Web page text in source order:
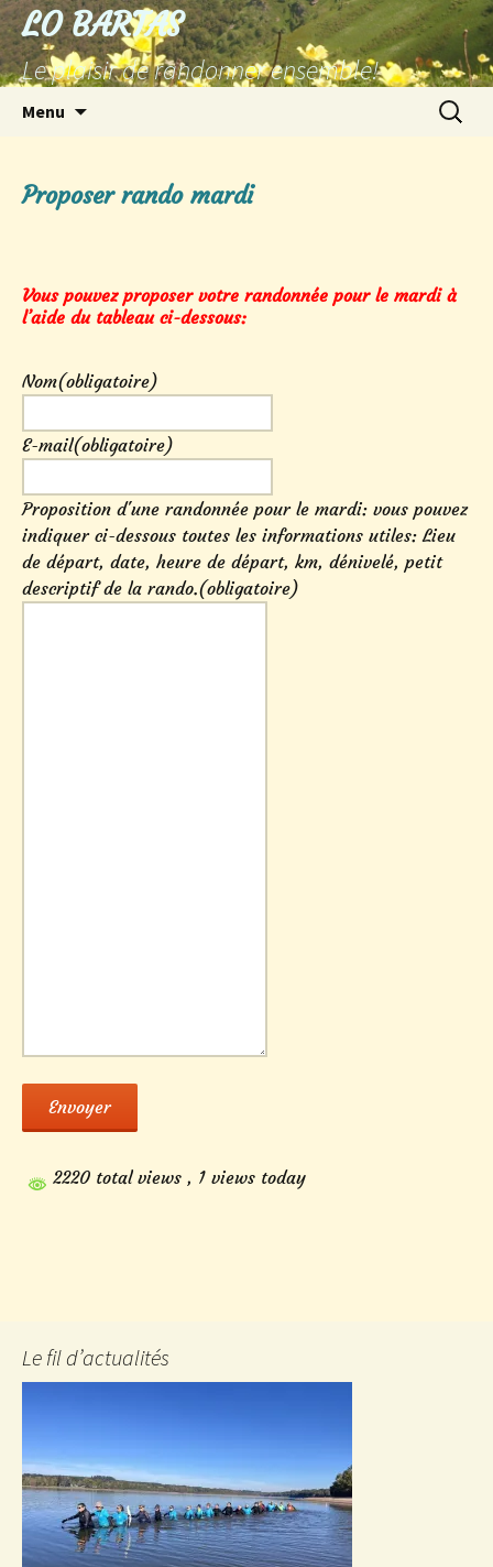
Aller
au
contenu
LO BARTAS
Le plaisir de randonner ensemble!
Menu
Proposer rando mardi
Vous pouvez proposer votre randonnée pour le mardi à
l’aide du tableau ci-dessous:
Nom(obligatoire)
E-mail(obligatoire)
Proposition d'une randonnée pour le mardi: vous pouvez
indiquer ci-dessous toutes les informations utiles: Lieu
de départ, date, heure de départ, km, dénivelé, petit
descriptif de la rando.(obligatoire)
Envoyer
2220 total views , 1 views today
Le fil d’actualités